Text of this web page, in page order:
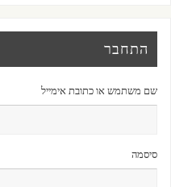
התחבר
שם משתמש או כתובת אימייל
סיסמה